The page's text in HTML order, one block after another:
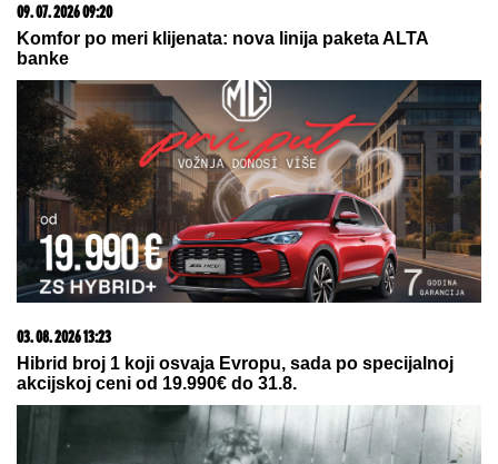
"SRAMOTA ME OD NJE"Asmin Durdžić SUROVO O
MAJCI Mevlidi nakon što je dala svoj sud o Maji
Marinković: "Mora da bude svesna da je domaćica!"
CECA STIGLA U CRNU GORU! U šik
izdanju došla na aerodrom, sačekao
je crni kombi: "U papučama sam,
skršiću se" (VIDEO)
prekipelo kad je reč o bivšem
vereniku Draganu Stankoviću